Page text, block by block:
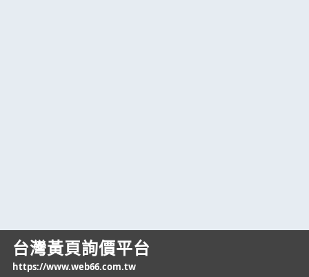
台灣黃頁詢價平台
https://www.web66.com.tw